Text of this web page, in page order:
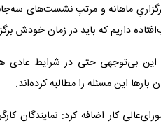
ماهانه و مرتبِ نشست‌های
داریم که باید در زمان خودش
این بی‌توجهی حتی در شرایط عادی
بارها این مسئله را مطالبه کرده‌اند.